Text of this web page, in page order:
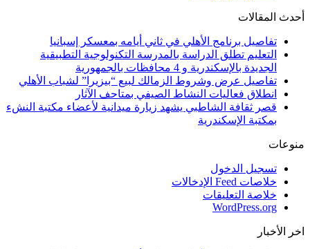
أحدث المقالات
تفاصيل برنامج الأهلي في ثاني أيامه بمعسكر إسبانيا
التعليم تطلق الدراسة بالمدرسة التكنولوجية التطبيقية
الجديدة بالإسكندرية و 4 محافظات بالجمهورية
تفاصيل عرض وشروط الزمالك لبيع “بيزيرا” لشباب الأهلي
انطلاق فعاليات النشاط الصيفي بمتاحف الآثار
قصر ثقافة الشاطبي يشهد زيارة ميدانية لأعضاء مكتبة النشء
بمكتبة الإسكندرية
منوعات
تسجيل الدخول
خلاصات Feed الإدخالات
خلاصة التعليقات
WordPress.org
اخر الأخبار